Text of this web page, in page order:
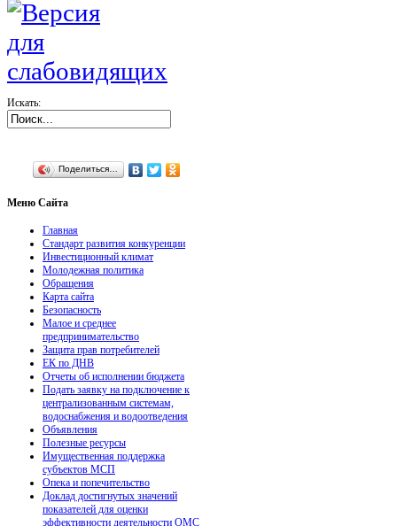
Искать:
Поделиться…
Меню Сайта
Главная
Стандарт развития конкуренции
Инвестиционный климат
Молодежная политика
Обращения
Карта сайта
Безопасность
Малое и среднее
предпринимательство
Защита прав потребителей
ЕК по ДНВ
Отчеты об исполнении бюджета
Подать заявку на подключение к
централизованным системам,
водоснабжения и водоотведения
Объявления
Полезные ресурсы
Имущественная поддержка
субъектов МСП
Опека и попечительство
Доклад достигнутых значений
показателей для оценки
эффективности деятельности ОМС